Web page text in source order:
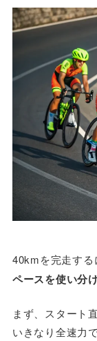
40kmを完走する
ペースを使い分
まず、スタート
いきなり全速力